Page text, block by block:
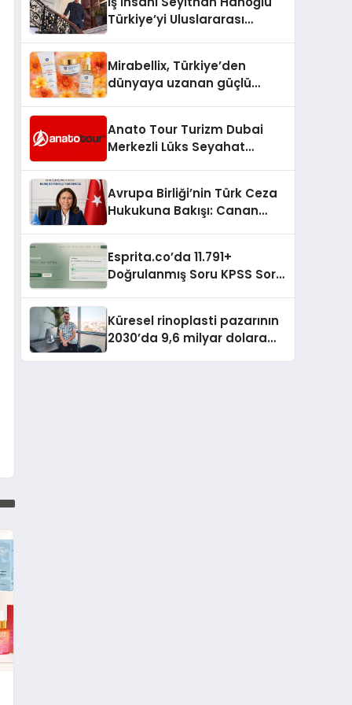
teknolojiyi estetik ile bulu
daha kolay, konforlu ve
verimli hale getiriyor. Enerji
verimliliğini artırırken
modern yaşam alanlarında
teknolojiyi estetik ile bulu
Türkiye’yi Uluslararası
Mirabellix, Türkiye’den
dünyaya uzanan güçlü
Anato Tour Turizm Dubai
Merkezli Lüks Seyahat
Avrupa Birliği’nin Türk Ceza
Hukukuna Bakışı: Canan
Esprita.co’da 11.791+
Doğrulanmış Soru KPSS Soru
Küresel rinoplasti pazarının
2030’da 9,6 milyar dolara